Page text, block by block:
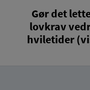
Gør det
lovkrav
hviletider